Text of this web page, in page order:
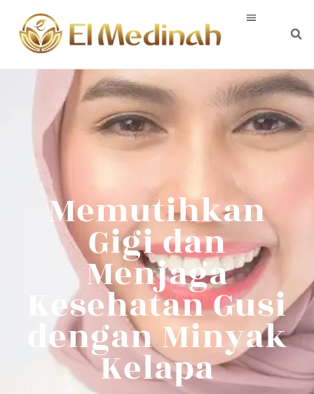
Memutihkan
Gigi dan
Menjaga
Kesehatan Gusi
dengan Minyak
Kelapa